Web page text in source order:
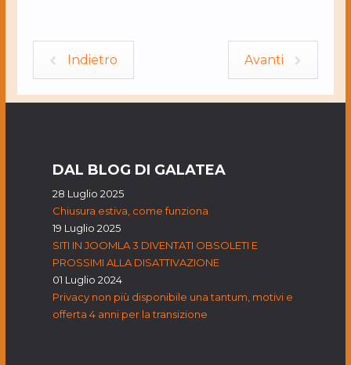
Indietro Avanti
DAL BLOG DI GALATEA
28 Luglio 2025
Chiusura estiva, come funziona
19 Luglio 2025
SITI IN JOOMLA 3 DIVENTATI OBSOLETI E
PROSSIMI ALLA DISATTIVAZIONE
01 Luglio 2024
Privacy non più disponibile una tantum, motivi e
offerta 4 anni per la transizione